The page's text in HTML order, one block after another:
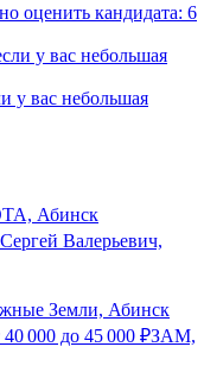
оценить кандидата: 6
у вас небольшая
Абинск
Валерьевич,
Земли, Абинск
40 000 до 45 000 ₽ЗАМ,